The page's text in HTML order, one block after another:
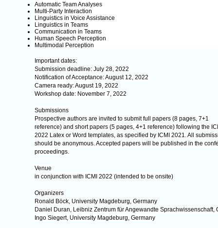
Automatic Team Analyses
Multi-Party Interaction
Linguistics in Voice Assistance
Linguistics in Teams
Communication in Teams
Human Speech Perception
Multimodal Perception
Important dates:
Submission deadline: July 28, 2022
Notification of Acceptance: August 12, 2022
Camera ready: August 19, 2022
Workshop date: November 7, 2022
Submissions
Prospective authors are invited to submit full papers (8 pages, 7+1
reference) and short papers (5 pages, 4+1 reference) following the
2022 Latex or Word templates, as specified by ICMI 2021. All
should be anonymous. Accepted papers will be published in the
proceedings.
Venue
in conjunction with ICMI 2022 (intended to be onsite)
Organizers
Ronald Böck, University Magdeburg, Germany
Daniel Duran, Leibniz Zentrum für Angewandte Sprachwissenschaft,
Ingo Siegert, University Magdeburg, Germany